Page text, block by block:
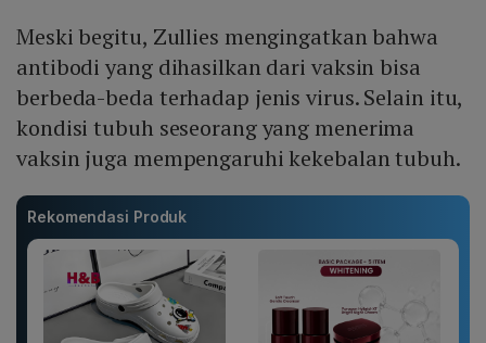
Meski begitu, Zullies mengingatkan bahwa
antibodi yang dihasilkan dari vaksin bisa
berbeda-beda terhadap jenis virus. Selain itu,
kondisi tubuh seseorang yang menerima
vaksin juga mempengaruhi kekebalan tubuh.
Rekomendasi Produk